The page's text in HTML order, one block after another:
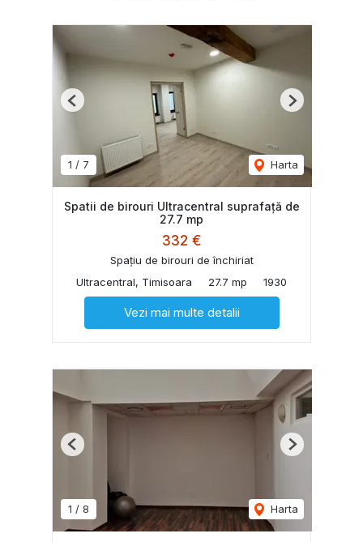
1 / 7 Harta
Previous Next
Spatii de birouri Ultracentral suprafață de
27.7 mp
332 €
Spațiu de birouri de închiriat
Ultracentral, Timisoara
27.7 mp 1930
Vezi mai multe detalii
1 / 8 Harta
Previous Next